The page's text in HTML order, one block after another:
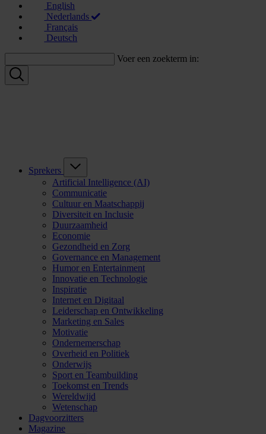
English
Nederlands
Français
Deutsch
Voer een zoekterm in:
Sprekers
Artificial Intelligence (AI)
Communicatie
Cultuur en Maatschappij
Diversiteit en Inclusie
Duurzaamheid
Economie
Gezondheid en Zorg
Governance en Management
Humor en Entertainment
Innovatie en Technologie
Inspiratie
Internet en Digitaal
Leiderschap en Ontwikkeling
Marketing en Sales
Motivatie
Ondernemerschap
Overheid en Politiek
Onderwijs
Sport en Teambuilding
Toekomst en Trends
Wereldwijd
Wetenschap
Dagvoorzitters
Magazine